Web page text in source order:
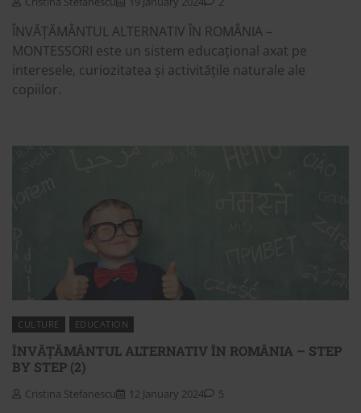
ÎNVĂȚĂMÂNTUL ALTERNATIV ÎN ROMÂNIA –
MONTESSORI este un sistem educațional axat pe
interesele, curiozitatea și activitățile naturale ale
copiilor.
CULTURE EDUCATION
ÎNVĂȚĂMÂNTUL ALTERNATIV ÎN ROMÂNIA – STEP
BY STEP (2)
Cristina Stefanescu 12 January 2024 5